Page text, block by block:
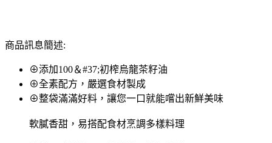
商品訊息簡述:
⊕添加100＆#37;初榨烏龍茶籽油
⊕全素配方，嚴選食材製成
⊕整袋滿滿好料，讓您一口就能嚐出新鮮美味
軟膩香甜，易搭配食材烹調多樣料理